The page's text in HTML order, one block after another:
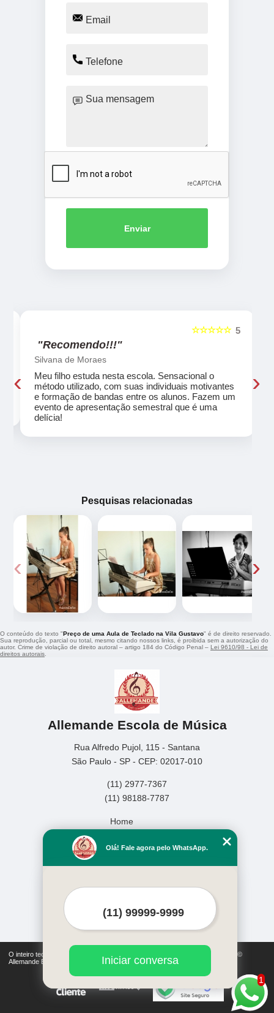
Enviar
5
☆☆☆☆☆
"Recomendo!!!"
Silvana de Moraes
Meu filho estuda nesta escola. Sensacional o
método utilizado, com suas individuais motivantes
e formação de bandas entre os alunos. Fazem um
evento de apresentação semestral que é uma
delícia!
‹ ›
Pesquisas relacionadas
‹ ›
O conteúdo do texto "Preço de uma Aula de Teclado na Vila Gustavo" é de direito reservado.
Sua reprodução, parcial ou total, mesmo citando nossos links, é proibida sem a autorização do
autor. Crime de violação de direito autoral – artigo 184 do Código Penal – Lei 9610/98 - Lei de
direitos autorais
Allemande Escola de Música
Rua Alfredo Pujol, 115 - Santana
São Paulo - SP - CEP: 02017-010
(11) 2977-7367
(11) 98188-7787
Home
Missão
O inteiro teor deste site está sujeito à proteção de direitos autorais. Copyright©
Allemande Escola de Música (Lei 9610 de 19/02/1998)
1
Olá! Fale agora pelo WhatsApp.
Iniciar conversa